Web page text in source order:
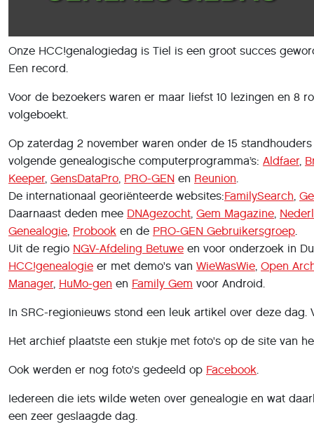
Onze HCC!genalogiedag is Tiel is een groot succes
Een record.
Voor de bezoekers waren er maar liefst 10 lezingen en 8
volgeboekt.
Op zaterdag 2 november waren onder de 15
volgende genealogische computerprogramma’s: Aldfaer,
Keeper, GensDataPro PRO-GEN en Reunion
De internationaal georiënteerde websites:FamilySearch
Daarnaast deden mee DNAgezocht Gem Magazine
Genealogie Probook en de PRO-GEN Gebruikersgroep
Uit de regio NGV-Afdeling Betuwe en voor onderzoek in
HCC!genealogie er met demo's van WieWasWie Open
Manager, HuMo-gen en Family Gem voor Android.
In SRC-regionieuws stond een leuk artikel over deze
Het archief plaatste een stukje met foto's op de site van
Ook werden er nog foto's gedeeld op Facebook
Iedereen die iets wilde weten over genealogie en wat
een zeer geslaagde dag.